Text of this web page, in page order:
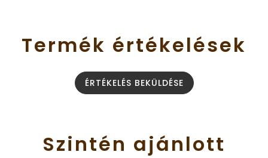
Termék értékelések
ÉRTÉKELÉS BEKÜLDÉSE
Szintén ajánlott